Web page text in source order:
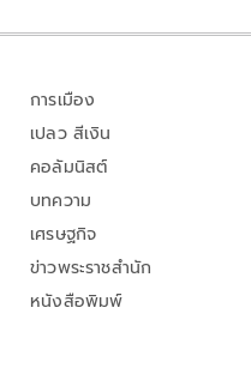
การเมือง
เปลว สีเงิน
คอลัมนิสต์
บทความ
เศรษฐกิจ
ข่าวพระราชสำนัก
หนังสือพิมพ์